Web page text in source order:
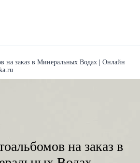
на заказ в Минеральных Водах | Онлайн
на заказ в